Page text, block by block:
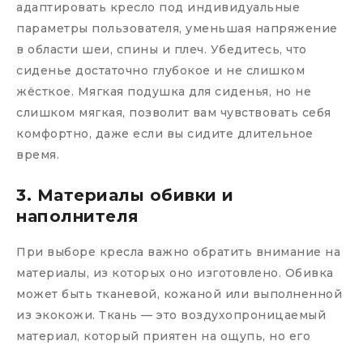
адаптировать кресло под индивидуальные
параметры пользователя, уменьшая напряжение
в области шеи, спины и плеч. Убедитесь, что
сиденье достаточно глубокое и не слишком
жёсткое. Мягкая подушка для сиденья, но не
слишком мягкая, позволит вам чувствовать себя
комфортно, даже если вы сидите длительное
время.
3. Материалы обивки и
наполнителя
При выборе кресла важно обратить внимание на
материалы, из которых оно изготовлено. Обивка
может быть тканевой, кожаной или выполненной
из экокожи. Ткань — это воздухопроницаемый
материал, который приятен на ощупь, но его